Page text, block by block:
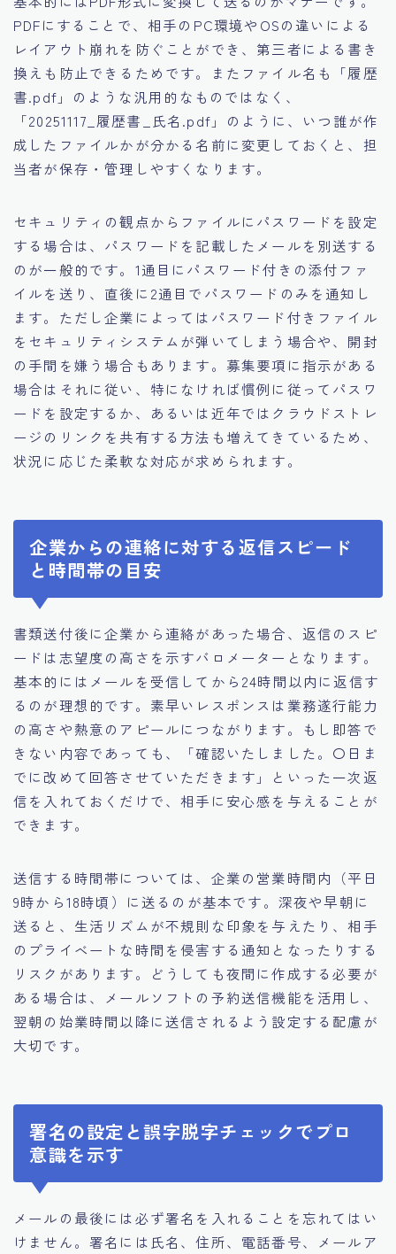
PDFにすることで、相手のPC環境やOSの違いによる
レイアウト崩れを防ぐことができ、第三者による書き
換えも防止できるためです。またファイル名も「履歴
書.pdf」のような汎用的なものではなく、
「20251117_履歴書_氏名.pdf」のように、いつ誰が作
成したファイルかが分かる名前に変更しておくと、担
当者が保存・管理しやすくなります。
セキュリティの観点からファイルにパスワードを設定
する場合は、パスワードを記載したメールを別送する
のが一般的です。1通目にパスワード付きの添付ファ
イルを送り、直後に2通目でパスワードのみを通知し
ます。ただし企業によってはパスワード付きファイル
をセキュリティシステムが弾いてしまう場合や、開封
の手間を嫌う場合もあります。募集要項に指示がある
場合はそれに従い、特になければ慣例に従ってパスワ
ードを設定するか、あるいは近年ではクラウドストレ
ージのリンクを共有する方法も増えてきているため、
状況に応じた柔軟な対応が求められます。
企業からの連絡に対する返信スピード
と時間帯の目安
書類送付後に企業から連絡があった場合、返信のスピ
ードは志望度の高さを示すバロメーターとなります。
基本的にはメールを受信してから24時間以内に返信す
るのが理想的です。素早いレスポンスは業務遂行能力
の高さや熱意のアピールにつながります。もし即答で
きない内容であっても、「確認いたしました。〇日ま
でに改めて回答させていただきます」といった一次返
信を入れておくだけで、相手に安心感を与えることが
できます。
送信する時間帯については、企業の営業時間内（平日
9時から18時頃）に送るのが基本です。深夜や早朝に
送ると、生活リズムが不規則な印象を与えたり、相手
のプライベートな時間を侵害する通知となったりする
リスクがあります。どうしても夜間に作成する必要が
ある場合は、メールソフトの予約送信機能を活用し、
翌朝の始業時間以降に送信されるよう設定する配慮が
大切です。
署名の設定と誤字脱字チェックでプロ
意識を示す
メールの最後には必ず署名を入れることを忘れてはい
けません。署名には氏名、住所、電話番号、メールア